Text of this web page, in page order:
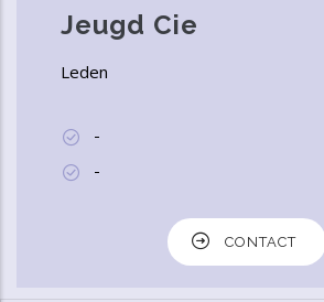
Jeugd Cie
Leden
-
-
CONTACT